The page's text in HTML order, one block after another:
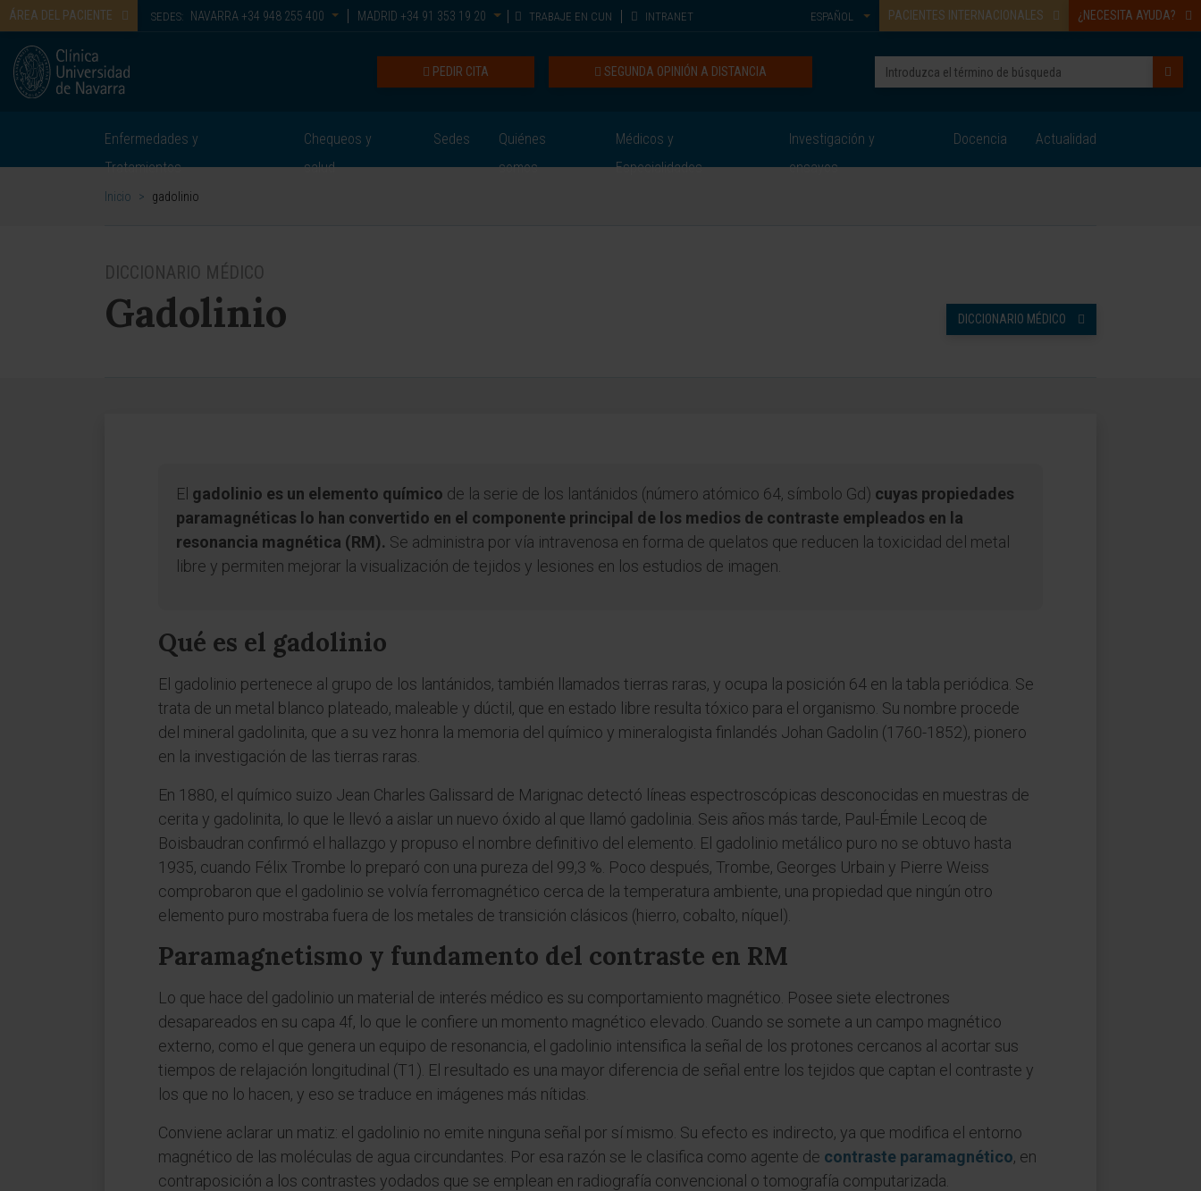
ÁREA DEL PACIENTE SEDES: NAVARRA +34 948 255 400 MADRID +34 91 353 19 20 TRABAJE EN CUN INTRANET PACIENTES INTERNACIONALES ¿NECESITA AYUDA?
ESPAÑOL
SEGUNDA OPINIÓN A DISTANCIA
PEDIR CITA
Enfermedades y
Tratamientos
Chequeos y
salud
Sedes
Quiénes
somos
Médicos y
Especialidades
Investigación y
ensayos
Docencia Actualidad
Inicio > gadolinio
DICCIONARIO MÉDICO
Gadolinio DICCIONARIO MÉDICO
El gadolinio es un elemento químico de la serie de los lantánidos (número atómico 64, símbolo Gd) cuyas propiedades
paramagnéticas lo han convertido en el componente principal de los medios de contraste empleados en la
resonancia magnética (RM). Se administra por vía intravenosa en forma de quelatos que reducen la toxicidad del metal
libre y permiten mejorar la visualización de tejidos y lesiones en los estudios de imagen.
Qué es el gadolinio
El gadolinio pertenece al grupo de los lantánidos, también llamados tierras raras, y ocupa la posición 64 en la tabla periódica. Se
trata de un metal blanco plateado, maleable y dúctil, que en estado libre resulta tóxico para el organismo. Su nombre procede
del mineral gadolinita, que a su vez honra la memoria del químico y mineralogista finlandés Johan Gadolin (1760-1852), pionero
en la investigación de las tierras raras.
En 1880, el químico suizo Jean Charles Galissard de Marignac detectó líneas espectroscópicas desconocidas en muestras de
cerita y gadolinita, lo que le llevó a aislar un nuevo óxido al que llamó gadolinia. Seis años más tarde, Paul-Émile Lecoq de
Boisbaudran confirmó el hallazgo y propuso el nombre definitivo del elemento. El gadolinio metálico puro no se obtuvo hasta
1935, cuando Félix Trombe lo preparó con una pureza del 99,3 %. Poco después, Trombe, Georges Urbain y Pierre Weiss
comprobaron que el gadolinio se volvía ferromagnético cerca de la temperatura ambiente, una propiedad que ningún otro
elemento puro mostraba fuera de los metales de transición clásicos (hierro, cobalto, níquel).
Paramagnetismo y fundamento del contraste en RM
Lo que hace del gadolinio un material de interés médico es su comportamiento magnético. Posee siete electrones
desapareados en su capa 4f, lo que le confiere un momento magnético elevado. Cuando se somete a un campo magnético
externo, como el que genera un equipo de resonancia, el gadolinio intensifica la señal de los protones cercanos al acortar sus
tiempos de relajación longitudinal (T1). El resultado es una mayor diferencia de señal entre los tejidos que captan el contraste y
los que no lo hacen, y eso se traduce en imágenes más nítidas.
Conviene aclarar un matiz: el gadolinio no emite ninguna señal por sí mismo. Su efecto es indirecto, ya que modifica el entorno
magnético de las moléculas de agua circundantes. Por esa razón se le clasifica como agente de contraste paramagnético, en
contraposición a los contrastes yodados que se emplean en radiografía convencional o tomografía computarizada.